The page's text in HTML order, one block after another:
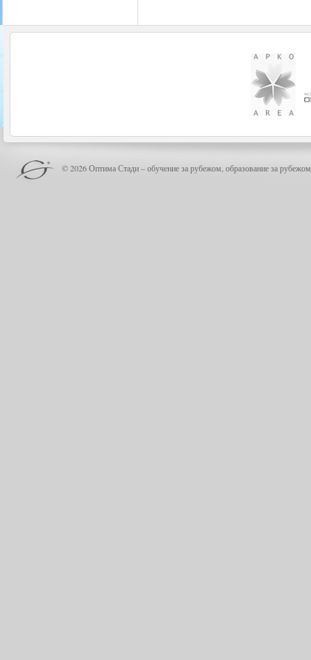
© 2026 Оптима Стади – обучение за рубежом, образование за